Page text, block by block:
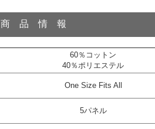
商 品 情 報
60％コットン
40％ポリエステル
One Size Fits All
5パネル